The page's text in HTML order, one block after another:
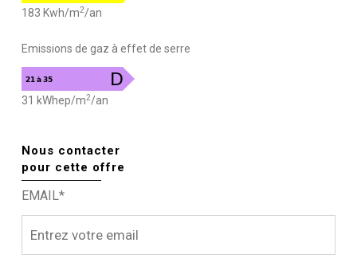
183 Kwh/m2/an
Emissions de gaz à effet de serre
31 kWhep/m2/an
Nous contacter
pour cette offre
EMAIL*